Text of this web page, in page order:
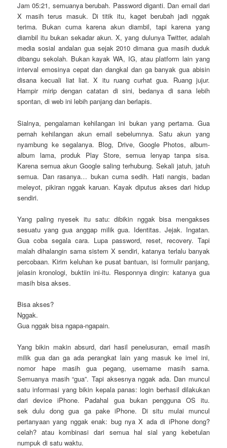
Jam 05:21, semuanya berubah. Password diganti. Dan email dari
X masih terus masuk. Di titik itu, kaget berubah jadi nggak
terima. Bukan cuma karena akun diambil, tapi karena yang
diambil itu bukan sekadar akun. X, yang dulunya Twitter, adalah
media sosial andalan gua sejak 2010 dimana gua masih duduk
dibangu sekolah. Bukan kayak WA, IG, atau platform lain yang
interval emosinya cepat dan dangkal dan ga banyak gua abisin
disana kecuali liat liat. X itu ruang curhat gua. Ruang jujur.
Hampir mirip dengan catatan di sini, bedanya di sana lebih
spontan, di web ini lebih panjang dan berlapis.
Sialnya, pengalaman kehilangan ini bukan yang pertama. Gua
pernah kehilangan akun email sebelumnya. Satu akun yang
nyambung ke segalanya. Blog, Drive, Google Photos, album-
album lama, produk Play Store, semua lenyap tanpa sisa.
Karena semua akun Google saling terhubung. Sekali jatuh, jatuh
semua. Dan rasanya… bukan cuma sedih. Hati nangis, badan
meleyot, pikiran nggak karuan. Kayak diputus akses dari hidup
sendiri.
Yang paling nyesek itu satu: dibikin nggak bisa mengakses
sesuatu yang gua anggap milik gua. Identitas. Jejak. Ingatan.
Gua coba segala cara. Lupa password, reset, recovery. Tapi
malah dihalangin sama sistem X sendiri, katanya terlalu banyak
percobaan. Kirim keluhan ke pusat bantuan, isi formulir panjang,
jelasin kronologi, buktiin ini-itu. Responnya dingin: katanya gua
masih bisa akses.
Bisa akses?
Nggak.
Gua nggak bisa ngapa-ngapain.
Yang bikin makin absurd, dari hasil penelusuran, email masih
milik gua dan ga ada perangkat lain yang masuk ke imel ini,
nomor hape masih gua pegang, username masih sama.
Semuanya masih “gua”. Tapi aksesnya nggak ada. Dan muncul
satu informasi yang bikin kepala panas: login berhasil dilakukan
dari device iPhone. Padahal gua bukan pengguna OS itu.
sek dulu dong gua ga pake iPhone. Di situ mulai muncul
pertanyaan yang nggak enak: bug nya X ada di iPhone dong?
celah? atau kombinasi dari semua hal sial yang kebetulan
numpuk di satu waktu.